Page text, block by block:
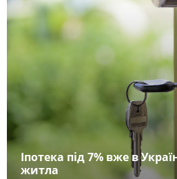
Іпотека під 7% вже в
житла